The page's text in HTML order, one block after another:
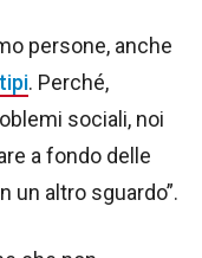
persone, anche
. Perché,
sociali, noi
a fondo delle
un altro sguardo”.